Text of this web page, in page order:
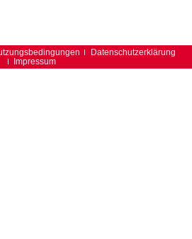
Datenschutzerklärung
Impressum